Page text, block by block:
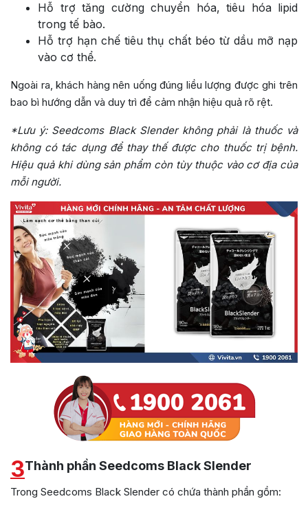
Hỗ trợ tăng cường chuyển hóa, tiêu hóa lipid
trong tế bào.
Hỗ trợ hạn chế tiêu thụ chất béo từ dầu mỡ nạp
vào cơ thể.
Ngoài ra, khách hàng nên uống đúng liều lượng được ghi trên
bao bì hướng dẫn và duy trì để cảm nhận hiệu quả rõ rệt.
*Lưu ý:Seedcoms Black Slender không phải là thuốc và
không có tác dụng để thay thế được cho thuốc trị bệnh.
Hiệu quả khi dùng sản phẩm còn tùy thuộc vào cơ địa của
mỗi người.
3Thành phần Seedcoms Black Slender
Trong Seedcoms Black Slender có chứa thành phần gồm: